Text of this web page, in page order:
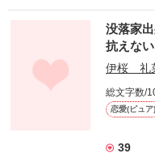
「さーこれで、狭い密室
成人を迎えたその日、生
らわれたのは、大きく綺
そのまま喰われると思っ
イラを花嫁だと言って――
虐げられていたヒロイン
当の幸せを掴むまで。
ヒーローは竜の姿になる
他サイトに投稿していた
没落家
抗えない
伊桜 礼
総文字数/
恋愛(ピュア)
39